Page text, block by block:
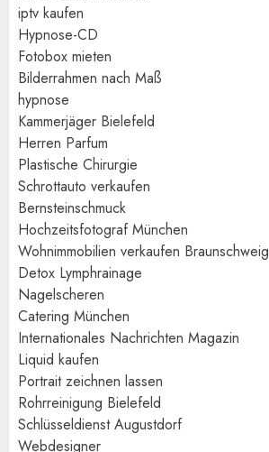
iptv kaufen
Hypnose-CD
Fotobox mieten
Bilderrahmen nach Maß
hypnose
Kammerjäger Bielefeld
Herren Parfum
Plastische Chirurgie
Schrottauto verkaufen
Bernsteinschmuck
Hochzeitsfotograf München
Wohnimmobilien verkaufen Braunschweig
Detox Lymphrainage
Nagelscheren
Catering München
Internationales Nachrichten Magazin
Liquid kaufen
Portrait zeichnen lassen
Rohrreinigung Bielefeld
Schlüsseldienst Augustdorf
Webdesigner